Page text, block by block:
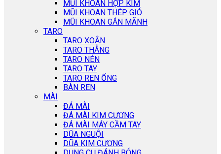
MŨI KHOAN HỢP KIM
MŨI KHOAN THÉP GIÓ
MŨI KHOAN GẮN MÃNH
TARO
TARO XOẮN
TARO THẲNG
TARO NÉN
TARO TAY
TARO REN ỐNG
BÀN REN
MÀI
ĐÁ MÀI
ĐÁ MÀI KIM CƯƠNG
ĐÁ MÀI MÁY CẦM TAY
DŨA NGUỘI
DŨA KIM CƯƠNG